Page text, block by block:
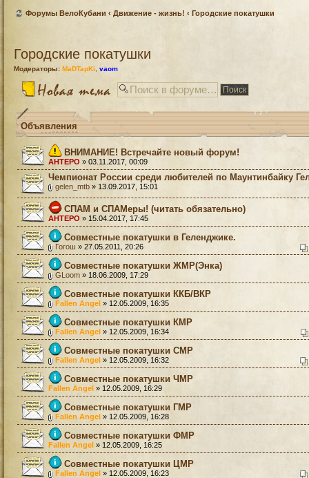
Форумы ВелоКубани ‹ Движение - жизнь! ‹ Городские покатушки
Городские покатушки
Модераторы: MaDTapKi vaom
Объявления
ВНИМАНИЕ! Встречайте новый форум!
AHTEPO » 03.11.2017, 00:09
Чемпионат России среди любителей по Маунтинбайку
gelen_mtb » 13.09.2017, 15:01
СПАМ и СПАМеры! (читать обязательно)
AHTEPO » 15.04.2017, 17:45
Совместные покатушки в Геленджике.
Гогош » 27.05.2011, 20:26
Совместные покатушки ЖМР(Энка)
GLoom » 18.06.2009, 17:29
Совместные покатушки ККБ/ВКР
Fallen Angel » 12.05.2009, 16:35
Совместные покатушки КМР
Fallen Angel » 12.05.2009, 16:34
Совместные покатушки СМР
Fallen Angel » 12.05.2009, 16:32
Совместные покатушки ЧМР
Fallen Angel » 12.05.2009, 16:29
Совместные покатушки ГМР
Fallen Angel » 12.05.2009, 16:28
Совместные покатушки ФМР
Fallen Angel » 12.05.2009, 16:25
Совместные покатушки ЦМР
Fallen Angel » 12.05.2009, 16:23